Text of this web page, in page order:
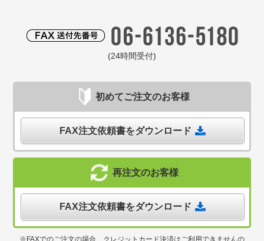
(24時間受付)
初めてご注文のお客様
FAX注文依頼書をダウンロード
再注文のお客様
FAX注文依頼書をダウンロード
※FAXでのご注文の場合、クレジットカード決済はご利用できませんの